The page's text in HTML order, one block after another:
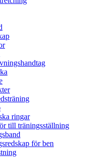
ringar
till träningsställning
för ben